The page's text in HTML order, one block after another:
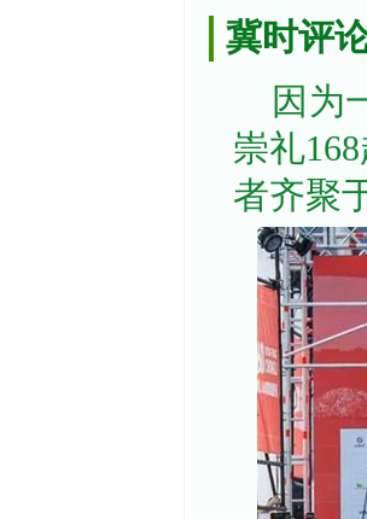
冀时评
因为
崇礼
者齐聚